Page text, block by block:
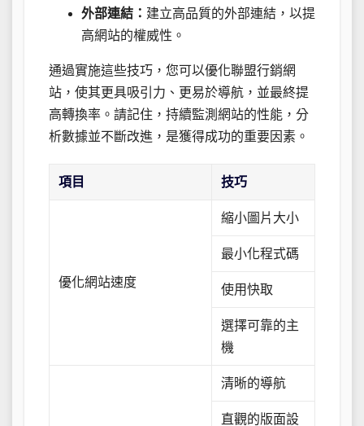
外部連結： 建立高品質的外部連結，以提
高網站的權威性。
通過實施這些技巧，您可以優化聯盟行銷網
站，使其更具吸引力、更易於導航，並最終提
高轉換率。請記住，持續監測網站的性能，分
析數據並不斷改進，是獲得成功的重要因素。
項目 技巧
優化網站速度
縮小圖片大小
最小化程式碼
使用快取
選擇可靠的主
機
清晰的導航
直觀的版面設